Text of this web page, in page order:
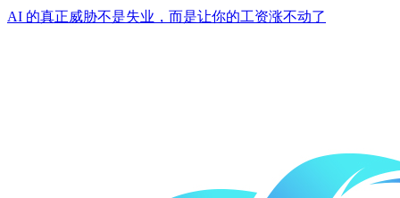
AI 的真正威胁不是失业，而是让你的工资涨不动了